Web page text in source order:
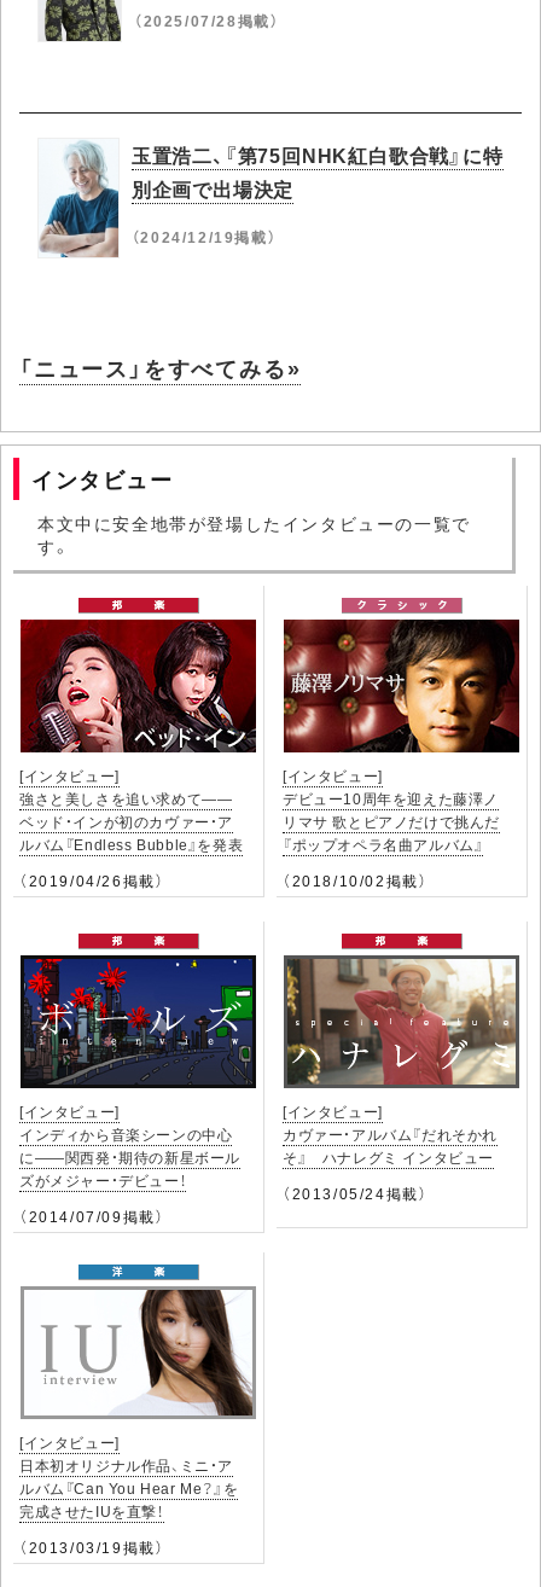
（2025/07/28掲載）
玉置浩二、『第75回NHK紅白歌合戦』に特
別企画で出場決定
（2024/12/19掲載）
「ニュース」をすべてみる»
インタビュー
本文中に安全地帯が登場したインタビューの一覧で
す。
[インタビュー]
強さと美しさを追い求めて――
ベッド・インが初のカヴァー・ア
ルバム『Endless Bubble』を発表
（2019/04/26掲載）
[インタビュー]
デビュー10周年を迎えた藤澤ノ
リマサ 歌とピアノだけで挑んだ
『ポップオペラ名曲アルバム』
（2018/10/02掲載）
[インタビュー]
インディから音楽シーンの中心
に――関西発・期待の新星ボール
ズがメジャー・デビュー！
（2014/07/09掲載）
[インタビュー]
カヴァー・アルバム『だれそかれ
そ』 ハナレグミ インタビュー
（2013/05/24掲載）
[インタビュー]
日本初オリジナル作品、ミニ・ア
ルバム『Can You Hear Me？』を
完成させたIUを直撃！
（2013/03/19掲載）